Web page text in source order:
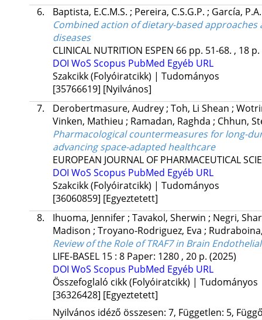
6.
Baptista, E.C.M.S. ; Pereira, C.S.G.P. ; García,
Combined action of dietary-based
diseases
CLINICAL NUTRITION ESPEN 66 pp. 51-68. , 18 p.
DOI WoS Scopus PubMed Egyéb URL
Szakcikk (Folyóiratcikk) | Tudományos
[35766619] [Nyilvános]
7.
Derobertmasure, Audrey; Toh, Li Shean ;
Vinken, Mathieu ; Ramadan, Raghda ; Chhun,
Pharmacological countermeasures for long-
advancing space-adapted healthcare
EUROPEAN JOURNAL OF PHARMACEUTICAL
DOI WoS Scopus PubMed Egyéb URL
Szakcikk (Folyóiratcikk) | Tudományos
[36060859] [Egyeztetett]
8.
Ihuoma, Jennifer; Tavakol, Sherwin ; Negri,
Madison ; Troyano-Rodriguez, Eva ;
Review of the Role of TRAF7 in Brain
LIFE-BASEL 15: 8 Paper: 1280 , 20 p. (2025)
DOI WoS Scopus PubMed Egyéb URL
Összefoglaló cikk (Folyóiratcikk) | Tudományos
[36326428] [Egyeztetett]
Nyilvános idéző összesen: 7, Független: 5,